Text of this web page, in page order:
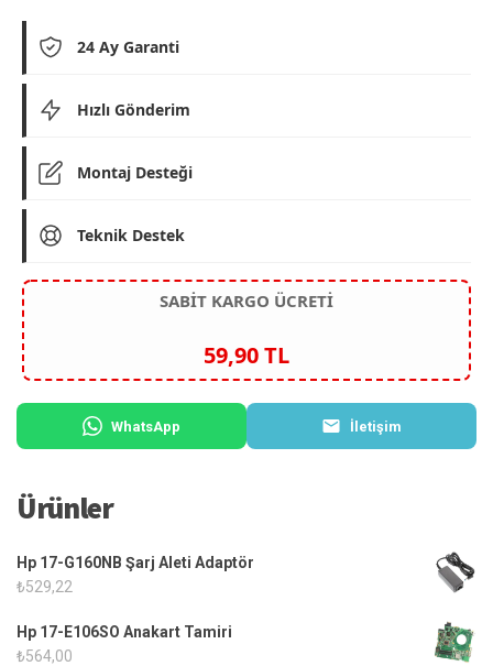
24 Ay Garanti
Hızlı Gönderim
Montaj Desteği
Teknik Destek
SABİT KARGO ÜCRETİ
59,90 TL
WhatsApp İletişim
Ürünler
Hp 17-G160NB Şarj Aleti Adaptör
₺529,22
Hp 17-E106SO Anakart Tamiri
₺564,00